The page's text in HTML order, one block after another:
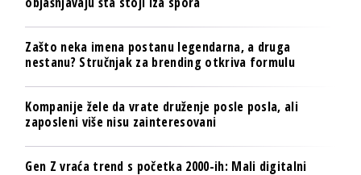
Zašto neka imena postanu legendarna, a druga
nestanu? Stručnjak za brending otkriva formulu
Kompanije žele da vrate druženje posle posla, ali
zaposleni više nisu zainteresovani
Gen Z vraća trend s početka 2000-ih: Mali digitalni